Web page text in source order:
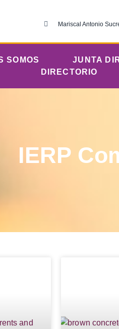
Mariscal Antonio
SOMOS JUNTA
DIRECTORIO
IERP